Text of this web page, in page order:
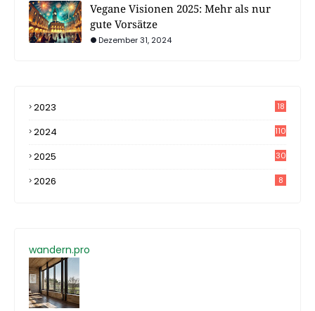
Vegane Visionen 2025: Mehr als nur
gute Vorsätze
Dezember 31, 2024
2023
18
2024 110
2025 30
2026 8
wandern.pro